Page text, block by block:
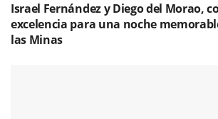
Israel Fernández y Diego del Morao,
excelencia para una noche
las Minas